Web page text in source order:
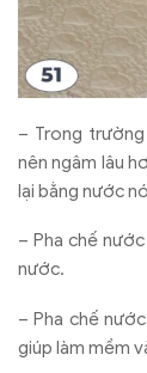
– Trong
nên ngâm lâu
lại bằng nước
– Pha chế
nước.
– Pha chế
giúp làm mềm